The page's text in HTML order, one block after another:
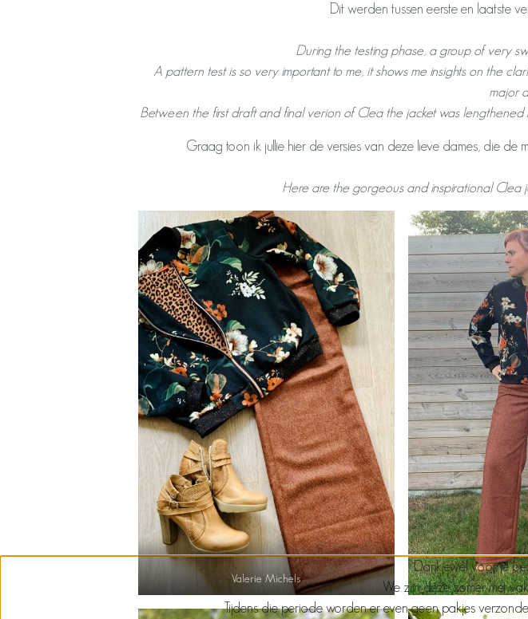
Dit werden tussen eerste en laatste
During the testing phase, a group of very
A pattern test is so very important to me, it shows me insights on the
major
Between the first draft and final verion of Clea the jacket was
Graag toon ik jullie hier de versies van deze lieve dames, die
Here are the gorgeous and inspirational Clea
Valerie Michels
Dankjewel voor je
We zijn deze zomer met
Tijdens die periode worden er even geen pakjes